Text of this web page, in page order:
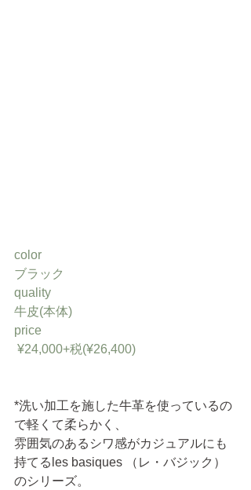
color
ブラック
quality
牛皮(本体)
price
¥24,000+税(¥26,400)
*洗い加工を施した牛革を使っているの
で軽くて柔らかく、
雰囲気のあるシワ感がカジュアルにも
持てるles basiques （レ・バジック）
のシリーズ。